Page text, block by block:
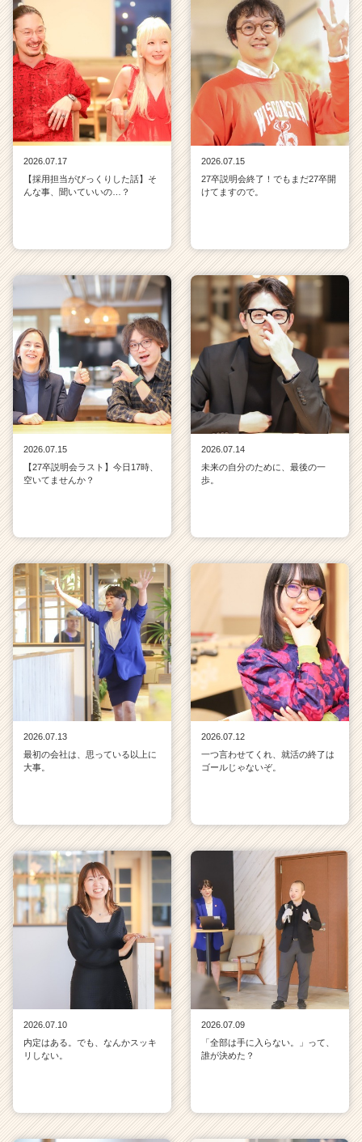
2026.07.17
【採用担当がびっくりした話】そ
んな事、聞いていいの…？
2026.07.15
27卒説明会終了！でもまだ27卒開
けてますので。
2026.07.15
【27卒説明会ラスト】今日17時、
空いてませんか？
2026.07.14
未来の自分のために、最後の一
歩。
2026.07.13
最初の会社は、思っている以上に
大事。
2026.07.12
一つ言わせてくれ、就活の終了は
ゴールじゃないぞ。
2026.07.10
内定はある。でも、なんかスッキ
リしない。
2026.07.09
「全部は手に入らない。」って、
誰が決めた？